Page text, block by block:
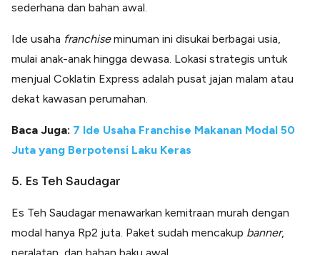
sederhana dan bahan awal.
Ide usaha franchiseminuman ini disukai berbagai usia,
mulai anak-anak hingga dewasa. Lokasi strategis untuk
menjual Coklatin Express adalah pusat jajan malam atau
dekat kawasan perumahan.
Baca Juga: 7 Ide Usaha Franchise Makanan Modal 50
Juta yang Berpotensi Laku Keras
5. Es Teh Saudagar
Es Teh Saudagar menawarkan kemitraan murah dengan
modal hanya Rp2 juta. Paket sudah mencakup banner,